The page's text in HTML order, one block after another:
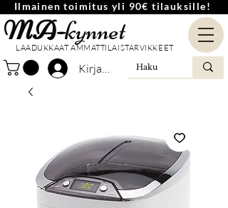
Ilmainen toimitus yli 90€ tilauksille!
MA-kynnet
LAADUKKAAT AMMATTILAISTARVIKKEET
Kirjaudu